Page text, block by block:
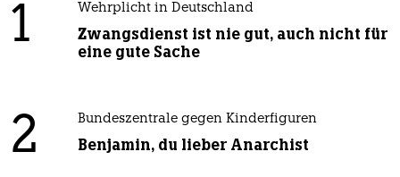
1 Wehrplicht in Deutschland
Zwangsdienst ist nie gut, auch nicht für
eine gute Sache
2 Bundeszentrale gegen Kinderfiguren
Benjamin, du lieber Anarchist